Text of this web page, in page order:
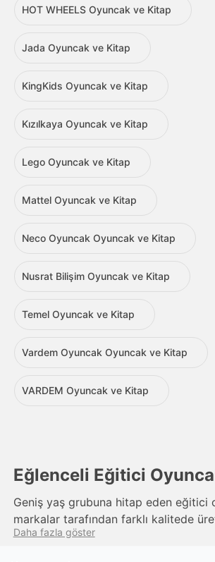
Eğlenceli Eğitici
Geniş yaş grubuna hitap eden eğitici
markalar tarafından farklı kalitede
set şeklinde satışa sunulan eğitici
Daha fazla göster
HOT WHEELS Oyuncak ve Kitap
Jada Oyuncak ve Kitap
KingKids Oyuncak ve Kitap
Kızılkaya Oyuncak ve Kitap
Lego Oyuncak ve Kitap
Mattel Oyuncak ve Kitap
Neco Oyuncak Oyuncak ve Kitap
Nusrat Bilişim Oyuncak ve Kitap
Temel Oyuncak ve Kitap
Vardem Oyuncak Oyuncak ve Kitap
VARDEM Oyuncak ve Kitap